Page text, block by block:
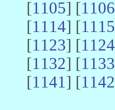
[1105] [1106
[1114] [1115
[1123] [1124
[1132] [1133
[1141] [1142